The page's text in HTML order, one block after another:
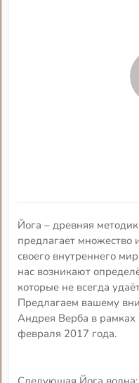
Йога – древняя
предлагает множество
своего внутреннего
нас возникают
которые не всегда
Предлагаем вашему
Андрея Верба в рамках
февраля 2017 года.